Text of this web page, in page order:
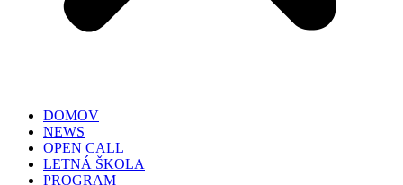
DOMOV
NEWS
OPEN CALL
LETNÁ ŠKOLA
PROGRAM